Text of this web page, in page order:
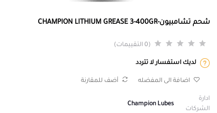
شحم تشامبيون-CHAMPION LITHIUM GREASE 3-400GR
(0 التقييمات)
لديك استفسار لا تتردد
اضافة الى المفضله أضف للمقارنة
ادارة
الشركات
Champion Lubes